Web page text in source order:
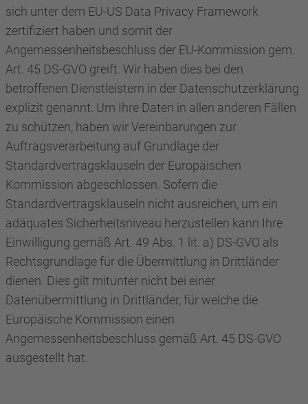
sich unter dem EU-US Data Privacy Framework
zertifiziert haben und somit der
Angemessenheitsbeschluss der EU-Kommission gem.
Art. 45 DS-GVO greift. Wir haben dies bei den
betroffenen Dienstleistern in der Datenschutzerklärung
explizit genannt. Um Ihre Daten in allen anderen Fällen
zu schützen, haben wir Vereinbarungen zur
Auftragsverarbeitung auf Grundlage der
Standardvertragsklauseln der Europäischen
Kommission abgeschlossen. Sofern die
Standardvertragsklauseln nicht ausreichen, um ein
adäquates Sicherheitsniveau herzustellen kann Ihre
Einwilligung gemäß Art. 49 Abs. 1 lit. a) DS-GVO als
Rechtsgrundlage für die Übermittlung in Drittländer
dienen. Dies gilt mitunter nicht bei einer
Datenübermittlung in Drittländer, für welche die
Europäische Kommission einen
Angemessenheitsbeschluss gemäß Art. 45 DS-GVO
ausgestellt hat.